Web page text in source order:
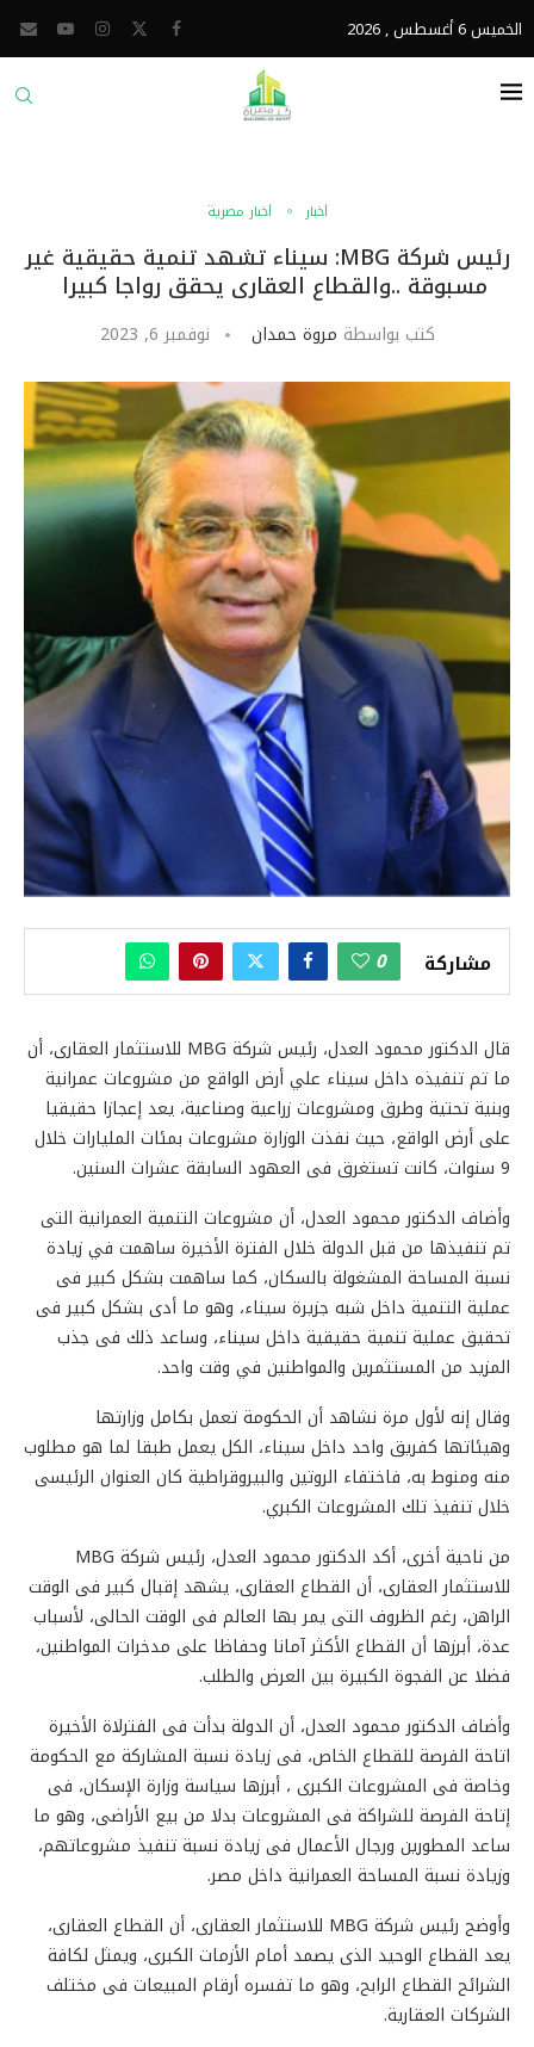
الخميس 6 أغسطس , 2026
أخبار أخبار مصرية
رئيس شركة MBG: سيناء تشهد تنمية حقيقية غير
مسبوقة ..والقطاع العقارى يحقق رواجا كبيرا
كتب بواسطة مروة حمدان نوفمبر 6, 2023
مشاركة 0
قال الدكتور محمود العدل، رئيس شركة MBG للاستثمار العقارى، أن
ما تم تنفيذه داخل سيناء علي أرض الواقع من مشروعات عمرانية
وبنية تحتية وطرق ومشروعات زراعية وصناعية، يعد إعجازا حقيقيا
على أرض الواقع، حيث نفذت الوزارة مشروعات بمئات المليارات خلال
9 سنوات، كانت تستغرق فى العهود السابقة عشرات السنين.
وأضاف الدكتور محمود العدل، أن مشروعات التنمية العمرانية التى
تم تنفيذها من قبل الدولة خلال الفترة الأخيرة ساهمت في زيادة
نسبة المساحة المشغولة بالسكان، كما ساهمت بشكل كبير فى
عملية التنمية داخل شبه جزيرة سيناء، وهو ما أدى بشكل كبير فى
تحقيق عملية تنمية حقيقية داخل سيناء، وساعد ذلك فى جذب
المزيد من المستثمرين والمواطنين في وقت واحد.
وقال إنه لأول مرة نشاهد أن الحكومة تعمل بكامل وزارتها
وهيئاتها كفريق واحد داخل سيناء، الكل يعمل طبقا لما هو مطلوب
منه ومنوط به، فاختفاء الروتين والبيروقراطية كان العنوان الرئيسى
خلال تنفيذ تلك المشروعات الكبري.
من ناحية أخرى، أكد الدكتور محمود العدل، رئيس شركة MBG
للاستثمار العقارى، أن القطاع العقارى، يشهد إقبال كبير فى الوقت
الراهن، رغم الظروف التى يمر بها العالم فى الوقت الحالى، لأسباب
عدة، أبرزها أن القطاع الأكثر آمانا وحفاظا على مدخرات المواطنين،
فضلا عن الفجوة الكبيرة بين العرض والطلب.
وأضاف الدكتور محمود العدل، أن الدولة بدأت فى الفترلاة الأخيرة
اتاحة الفرصة للقطاع الخاص، فى زيادة نسبة المشاركة مع الحكومة
وخاصة فى المشروعات الكبرى ، أبرزها سياسة وزارة الإسكان، فى
إتاحة الفرصة للشراكة فى المشروعات بدلا من بيع الأراضى، وهو ما
ساعد المطورين ورجال الأعمال فى زيادة نسبة تنفيذ مشروعاتهم،
وزيادة نسبة المساحة العمرانية داخل مصر.
وأوضح رئيس شركة MBG للاستثمار العقارى، أن القطاع العقارى،
يعد القطاع الوحيد الذى يصمد أمام الأزمات الكبرى، ويمثل لكافة
الشرائح القطاع الرابح، وهو ما تفسره أرقام المبيعات فى مختلف
الشركات العقارية.